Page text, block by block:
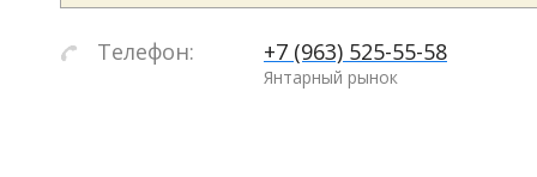
Телефон: +7 (963) 525-55-58
Янтарный рынок